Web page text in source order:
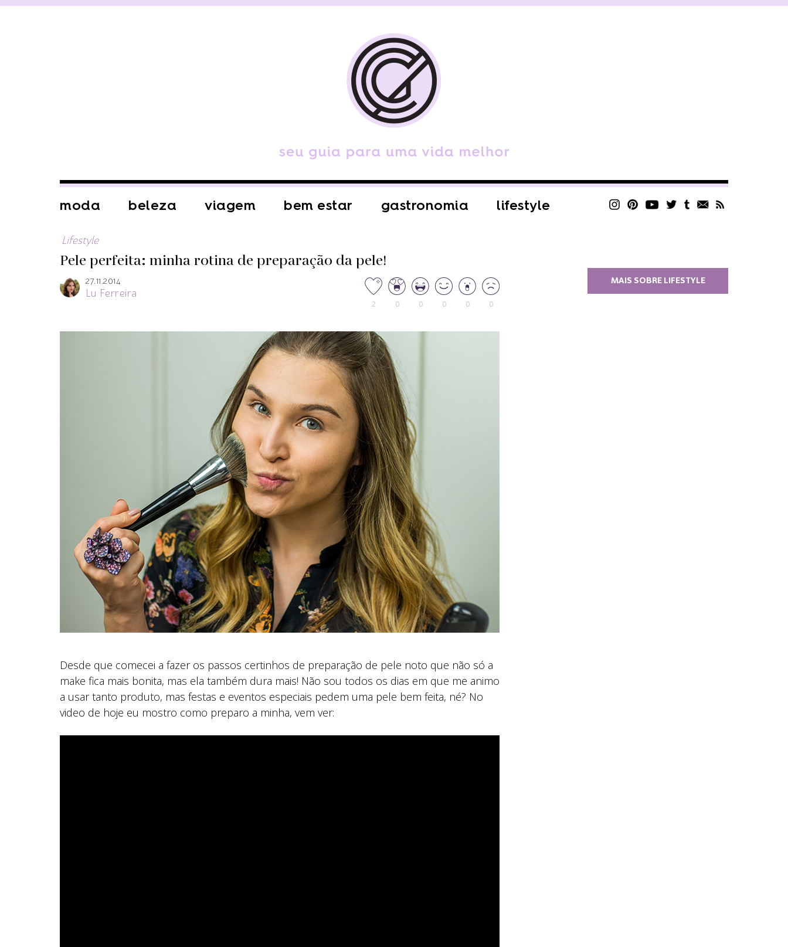
moda beleza viagem bem estar gastronomia lifestyle
Lifestyle
Pele perfeita: minha rotina de preparação da pele!
27.11.2014
Lu Ferreira
2 0 0 0 0 0
Desde que comecei a fazer os passos certinhos de preparação de pele noto que não só a
make fica mais bonita, mas ela também dura mais! Não sou todos os dias em que me animo
a usar tanto produto, mas festas e eventos especiais pedem uma pele bem feita, né? No
video de hoje eu mostro como preparo a minha, vem ver:
MAIS SOBRE LIFESTYLE